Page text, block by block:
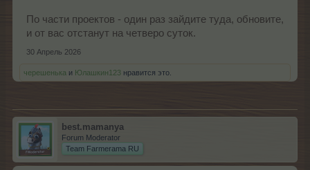
По части проектов - один раз зайдите туда, обновите,
и от вас отстанут на четверо суток.
30 Апрель 2026
черешенька и Юлашкин123 нравится это.
best.mamanya
Forum Moderator
Team Farmerama RU